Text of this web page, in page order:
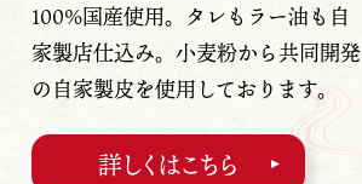
100%国産使用。 タレもラー油も自
家製店仕込み。 小麦粉から共同開発
の 自家製皮を使用しております。
詳しくはこちら